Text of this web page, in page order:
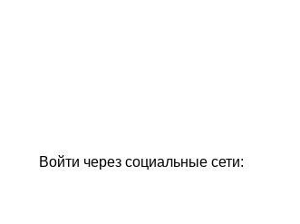
Войти через социальные сети: